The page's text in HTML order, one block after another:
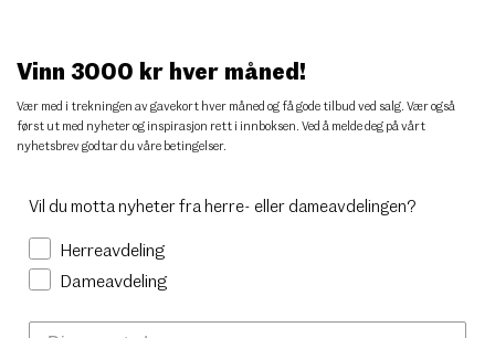
Vinn 3000 kr hver måned!
Vær med i trekningen av gavekort hver måned og få gode tilbud ved salg. Vær også
først ut med nyheter og inspirasjon rett i innboksen. Ved å melde deg på vårt
nyhetsbrev godtar du våre betingelser.
Vil du motta nyheter fra herre- eller dameavdelingen?
Herreavdeling
Dameavdeling